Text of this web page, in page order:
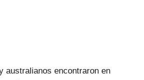
australianos encontraron en